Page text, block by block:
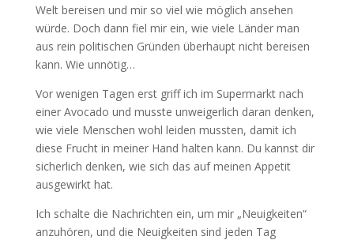
Welt bereisen und mir so viel wie möglich ansehen
würde. Doch dann fiel mir ein, wie viele Länder man
aus rein politischen Gründen überhaupt nicht bereisen
kann. Wie unnötig…
Vor wenigen Tagen erst griff ich im Supermarkt nach
einer Avocado und musste unweigerlich daran denken,
wie viele Menschen wohl leiden mussten, damit ich
diese Frucht in meiner Hand halten kann. Du kannst dir
sicherlich denken, wie sich das auf meinen Appetit
ausgewirkt hat.
Ich schalte die Nachrichten ein, um mir „Neuigkeiten“
anzuhören, und die Neuigkeiten sind jeden Tag